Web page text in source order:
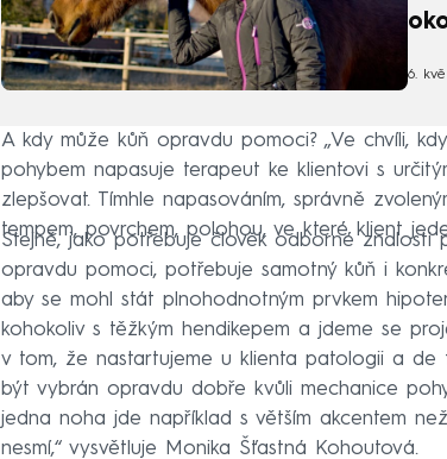
6.
A kdy může kůň opravdu pomoci? „Ve chvíli,
pohybem napasuje terapeut ke klientovi s
zlepšovat. Tímhle napasováním, správně
tempem, povrchem, polohou, ve které klient
Stejně, jako potřebuje člověk odborné znalosti
opravdu pomoci, potřebuje samotný kůň i
aby se mohl stát plnohodnotným prvkem
kohokoliv s těžkým hendikepem a jdeme se
v tom, že nastartujeme u klienta patologii a de
být vybrán opravdu dobře kvůli mechanice
jedna noha jde například s větším akcentem
nesmí,“ vysvětluje Monika Šťastná Kohoutová.